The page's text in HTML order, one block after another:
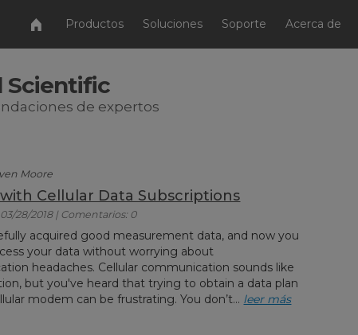
Productos Soluciones Soporte Acerca de
Scientific
de expertos
Moore
Cellular Data Subscriptions
28/2018 | Comentarios: 0
acquired good measurement data, and now you
your data without worrying about
headaches. Cellular communication sounds like
but you've heard that trying to obtain a data plan
modem can be frustrating. You don’t... leer más